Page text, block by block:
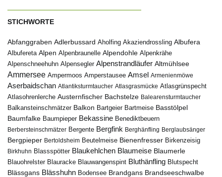
STICHWORTE
Abfanggraben Adlerbussard Aholfing Akaziendrossling Albufera
Albufereta Alpen Alpenbraunelle Alpendohle Alpenkrähe
Alpenschneehuhn Alpensegler Alpenstrandläufer Altmühlsee
Ammersee Ampermoos Amperstausee Amsel Armenienmöwe
Aserbaidschan Atlantiksturmtaucher Atlasgrasmücke Atlasgrünspecht
Atlasohrenlerche Austernfischer Bachstelze Balearensturmtaucher
Balkansteinschmätzer Balkon Bartgeier Bartmeise Basstölpel
Baumfalke Baumpieper Bekassine Benediktbeuern
Berbersteinschmätzer Bergente Bergfink Berghänfling Berglaubsänger
Bergpieper Bertoldsheim Beutelmeise Bienenfresser Birkenzeisig
Birkhuhn Blassspötter Blaukehlchen Blaumeise Blaumerle
Blauohrelster Blauracke Blauwangenspint Bluthänfling Blutspecht
Blässgans Blässhuhn Bodensee Brandgans Brandseeschwalbe